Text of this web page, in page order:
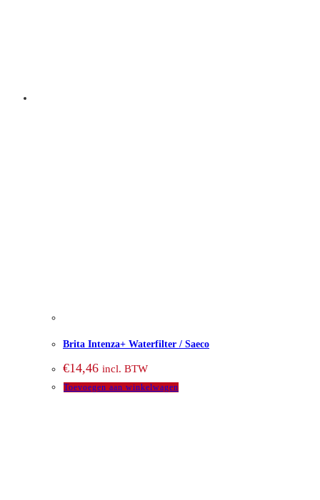
Brita Intenza+ Waterfilter / Saeco
€14,46 incl. BTW
Toevoegen aan winkelwagen